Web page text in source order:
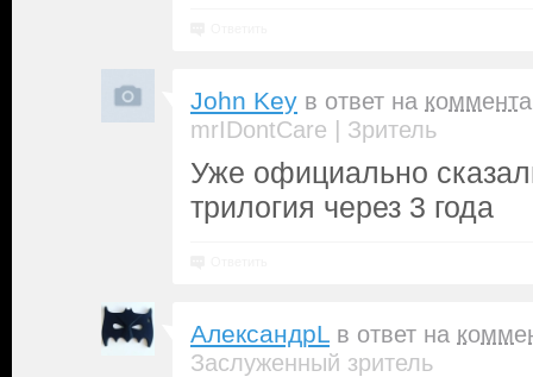
John Key в ответ на
mrIDontCare | Зритель
Уже официально
трилогия через 3 года
АлександрL в ответ на
Заслуженный зритель